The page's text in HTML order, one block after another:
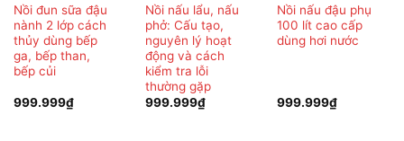
Nồi đun sữa đậu
nành 2 lớp cách
thủy dùng bếp
ga, bếp than,
bếp củi
999.999₫
Nồi nấu lẩu, nấu
phở: Cấu tạo,
nguyên lý hoạt
động và cách
kiểm tra lỗi
thường gặp
999.999₫
Nồi nấu đậu phụ
100 lít cao cấp
dùng hơi nước
999.999₫